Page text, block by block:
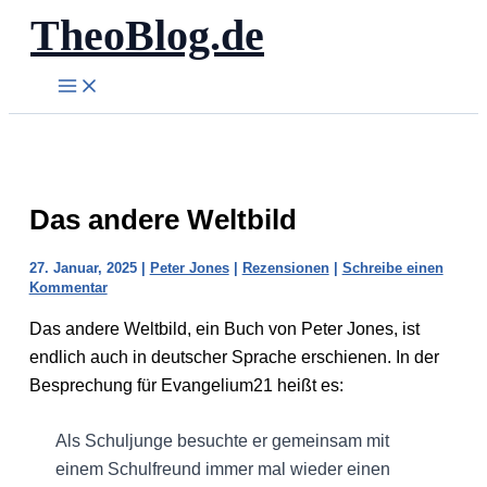
Zum
Inhalt
springen
TheoBlog.de
Das andere Weltbild
27. Januar, 2025 | Peter Jones| Rezensionen| Schreibe einen
Kommentar
Das andere Weltbild, ein Buch von Peter Jones, ist
endlich auch in deutscher Sprache erschienen. In der
Besprechung für Evangelium21 heißt es:
Als Schuljunge besuchte er gemeinsam mit
einem Schulfreund immer mal wieder einen